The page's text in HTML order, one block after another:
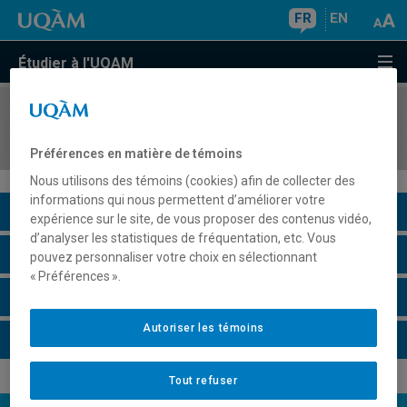
FR EN
Étudier à l'UQAM
COURS//
Description du cours
Horaire - Été 2026
Préférences en matière de témoins
Nous utilisons des témoins (cookies) afin de collecter des
informations qui nous permettent d’améliorer votre
expérience sur le site, de vous proposer des contenus vidéo,
d’analyser les statistiques de fréquentation, etc. Vous
pouvez personnaliser votre choix en sélectionnant
« Préférences ».
Tout refuser
Autoriser les témoins